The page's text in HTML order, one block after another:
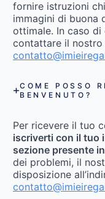
fornire istruzioni
immagini di buona
ottimale. In caso
contattare il nostro
COME POSSO
BENVENUTO?
Per ricevere il tuo
iscriverti con il tuo
sezione presente
dei problemi, il
disposizione